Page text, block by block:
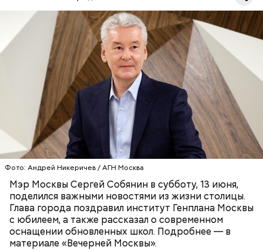
Фото: Андрей Никеричев / АГН Москва
Мэр Москвы Сергей Собянин в субботу, 13 июня,
поделился важными новостями из жизни столицы.
Глава города поздравил институт Генплана Москвы
с юбилеем, а также рассказал о современном
оснащении обновленных школ. Подробнее — в
материале «Вечерней Москвы».
В районах Соколиная Гора и Восточный за счет
городского бюджета построят спортивные
комплексы с бассейном. Объекты сейчас на этапе
проектирования. Тренироваться в этих комплексах
смогут более 500 человек в смену. Там же будут
открыты секции для детей и взрослых. Самым
крупным станет комплекс на Соколиной Горе
площадью 15 000 квадратных метров.